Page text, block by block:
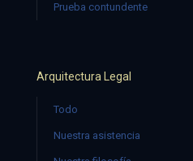
Prueba contundente
Arquitectura Legal
Todo
Nuestra asistencia